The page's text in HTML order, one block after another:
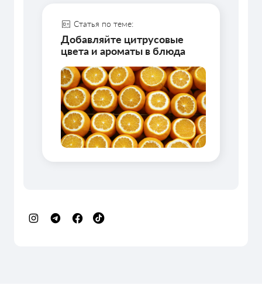
Статья по теме:
Добавляйте цитрусовые
цвета и ароматы в блюда